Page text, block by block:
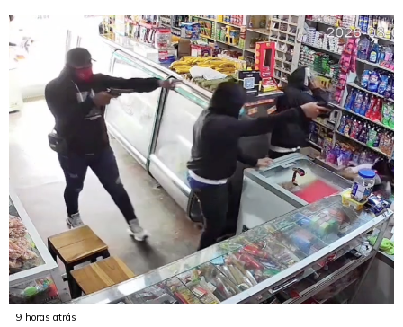
9 horas atrás